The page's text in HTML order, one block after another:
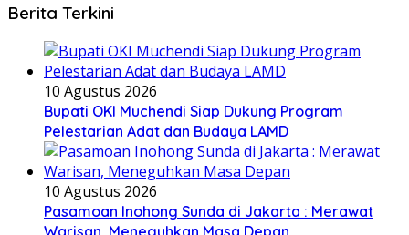
Berita Terkini
10 Agustus 2026
Bupati OKI Muchendi Siap Dukung Program
Pelestarian Adat dan Budaya LAMD
10 Agustus 2026
Pasamoan Inohong Sunda di Jakarta : Merawat
Warisan, Meneguhkan Masa Depan